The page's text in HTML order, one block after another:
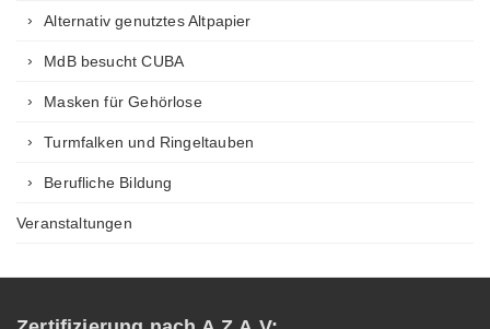
Alternativ genutztes Altpapier
MdB besucht CUBA
Masken für Gehörlose
Turmfalken und Ringeltauben
Berufliche Bildung
Veranstaltungen